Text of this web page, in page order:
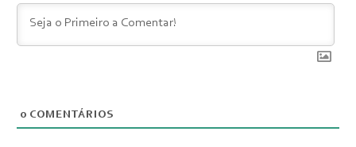
0 COMENTÁRIOS